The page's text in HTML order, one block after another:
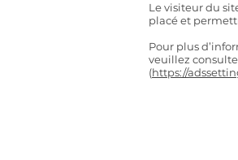
Le visiteur du
placé et
Pour plus
veuillez
(https://